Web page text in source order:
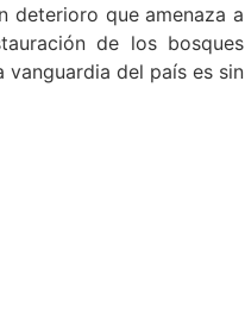
deterioro que amenaza a
de los bosques
del país es sin